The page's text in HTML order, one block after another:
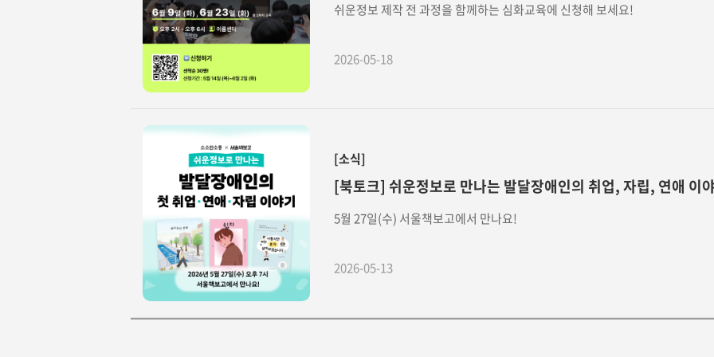
쉬운정보 제작 전 과정을 함께하는 심화교육에 신청해 보세요!
2026-05-18
[소식]
[북토크] 쉬운정보로 만나는 발달장애인의 취업, 자립, 연애 이
5월 27일(수) 서울책보고에서 만나요!
2026-05-13